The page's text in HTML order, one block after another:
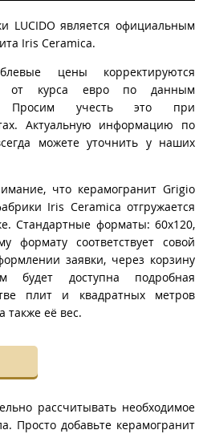
LUCIDO является официальным
Iris Ceramica.
цены корректируются
от курса евро по данным
Просим учесть это при
Актуальную информацию по
можете уточнить у наших
что керамогранит Grigio
Iris Ceramica отгружается
Стандартные форматы: 60x120,
формату соответствует совой
заявки, через корзину
доступна подробная
плит и квадратных метров
также её вес.
рассчитывать необходимое
Просто добавьте керамогранит